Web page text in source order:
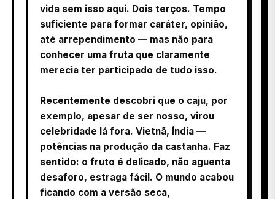
vida sem isso aqui. Dois terços. Tempo
suficiente para formar caráter, opinião,
até arrependimento — mas não para
conhecer uma fruta que claramente
merecia ter participado de tudo isso.
Recentemente descobri que o caju, por
exemplo, apesar de ser nosso, virou
celebridade lá fora. Vietnã, Índia —
potências na produção da castanha. Faz
sentido: o fruto é delicado, não aguenta
desaforo, estraga fácil. O mundo acabou
ficando com a versão seca,